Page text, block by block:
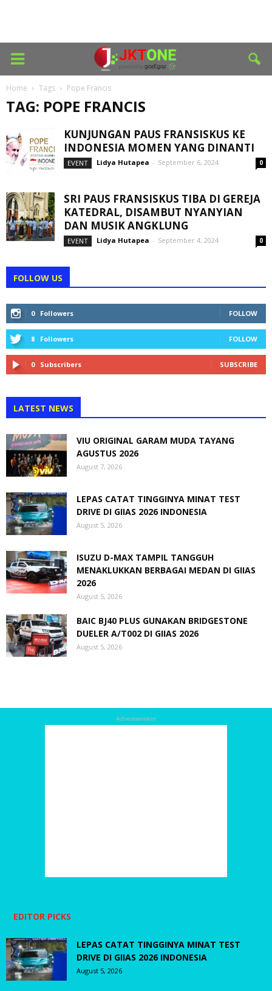
Home Tags Pope Francis
TAG: POPE FRANCIS
KUNJUNGAN PAUS FRANSISKUS KE
INDONESIA MOMEN YANG DINANTI
EVENT Lidya Hutapea - September 6, 2024 0
SRI PAUS FRANSISKUS TIBA DI GEREJA
KATEDRAL, DISAMBUT NYANYIAN
DAN MUSIK ANGKLUNG
EVENT Lidya Hutapea - September 4, 2024 0
FOLLOW US
0 Followers FOLLOW
8 Followers FOLLOW
0 Subscribers SUBSCRIBE
LATEST NEWS
VIU ORIGINAL GARAM MUDA TAYANG
AGUSTUS 2026
August 7, 2026
LEPAS CATAT TINGGINYA MINAT TEST
DRIVE DI GIIAS 2026 INDONESIA
August 5, 2026
ISUZU D-MAX TAMPIL TANGGUH
MENAKLUKKAN BERBAGAI MEDAN DI GIIAS
2026
August 5, 2026
BAIC BJ40 PLUS GUNAKAN BRIDGESTONE
DUELER A/T002 DI GIIAS 2026
August 5, 2026
Advertisement
EDITOR PICKS
LEPAS CATAT TINGGINYA MINAT TEST
DRIVE DI GIIAS 2026 INDONESIA
August 5, 2026